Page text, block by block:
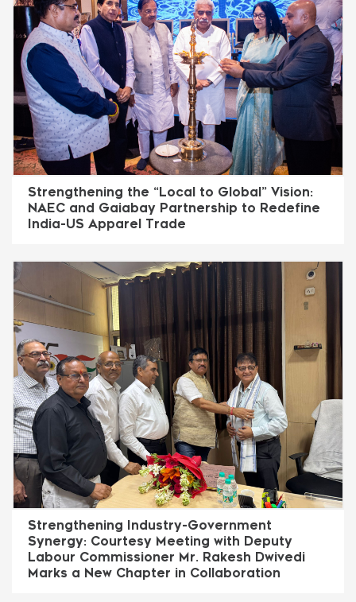
Strengthening the “Local to Global” Vision:
NAEC and Gaiabay Partnership to Redefine
India-US Apparel Trade
Strengthening Industry-Government
Synergy: Courtesy Meeting with Deputy
Labour Commissioner Mr. Rakesh Dwivedi
Marks a New Chapter in Collaboration